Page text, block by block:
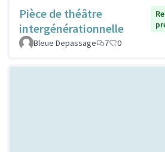
Pièce de théâtre
intergénérationnelle
Bleue Depassage
7 0